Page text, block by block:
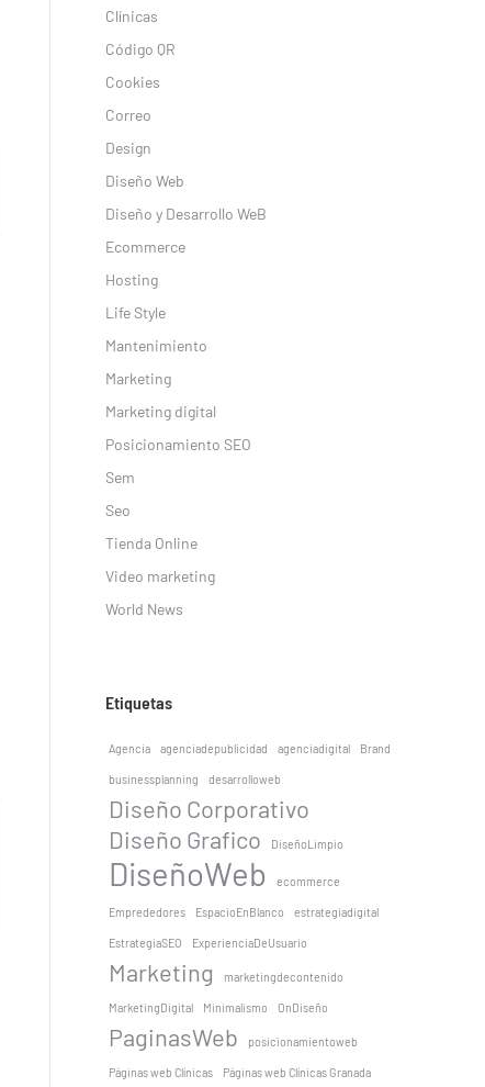
Clínicas
Código QR
Cookies
Correo
Design
Diseño Web
Diseño y Desarrollo WeB
Ecommerce
Hosting
Life Style
Mantenimiento
Marketing
Marketing digital
Posicionamiento SEO
Sem
Seo
Tienda Online
Video marketing
World News
Etiquetas
Agencia agenciadepublicidad agenciadigital Brand
businessplanning desarrolloweb
Diseño Corporativo
Diseño Grafico
DiseñoLimpio
DiseñoWeb ecommerce
Emprededores EspacioEnBlanco estrategiadigital
EstrategiaSEO ExperienciaDeUsuario
Marketing marketingdecontenido
MarketingDigital Minimalismo OnDiseño
PaginasWeb posicionamientoweb
Páginas web Clínicas Páginas web Clínicas Granada